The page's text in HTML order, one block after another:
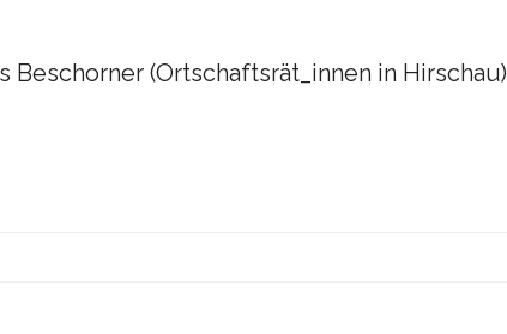
Beschorner (Ortschaftsrät_innen in Hirschau)